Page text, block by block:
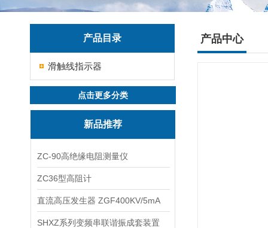
产品目录
滑触线指示器
点击更多分类
新品推荐
ZC-90高绝缘电阻测量仪
ZC36型高阻计
直流高压发生器 ZGF400KV/5mA
SHXZ系列变频串联谐振成套装置
产品中心